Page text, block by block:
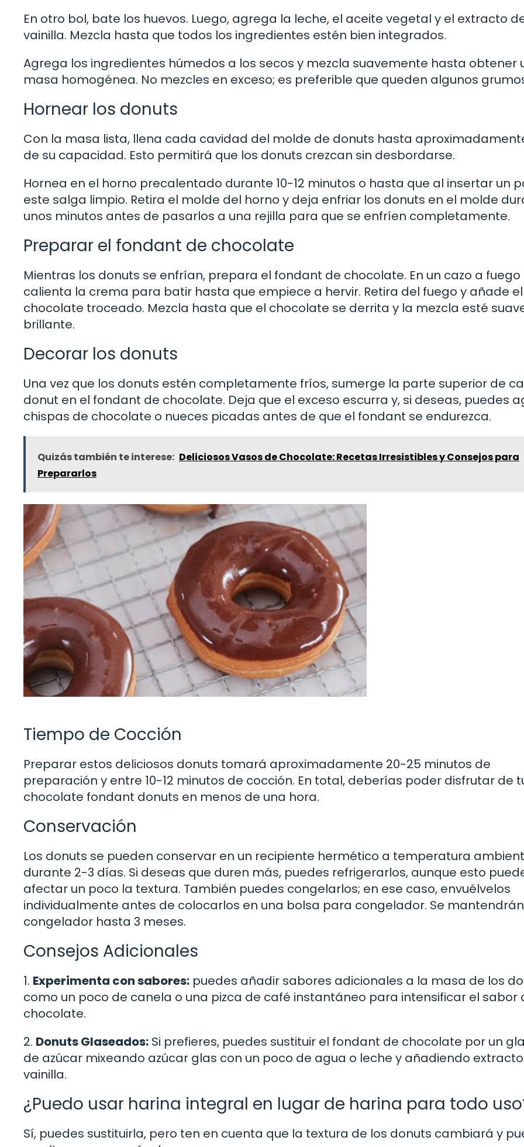
En otro bol, bate los huevos. Luego, agrega la leche, el aceite vegetal y el extracto
vainilla. Mezcla hasta que todos los ingredientes estén bien integrados.
Agrega los ingredientes húmedos a los secos y mezcla suavemente hasta obtener
masa homogénea. No mezcles en exceso; es preferible que queden algunos
Hornear los donuts
Con la masa lista, llena cada cavidad del molde de donuts hasta
de su capacidad. Esto permitirá que los donuts crezcan sin desbordarse.
Hornea en el horno precalentado durante 10-12 minutos o hasta que al insertar un
este salga limpio. Retira el molde del horno y deja enfriar los donuts en el molde
unos minutos antes de pasarlos a una rejilla para que se enfríen completamente.
Preparar el fondant de chocolate
Mientras los donuts se enfrían, prepara el fondant de chocolate. En un cazo a fuego
calienta la crema para batir hasta que empiece a hervir. Retira del fuego y añade el
chocolate troceado. Mezcla hasta que el chocolate se derrita y la mezcla esté
brillante.
Decorar los donuts
Una vez que los donuts estén completamente fríos, sumerge la parte superior de
donut en el fondant de chocolate. Deja que el exceso escurra y, si deseas, puedes
chispas de chocolate o nueces picadas antes de que el fondant se endurezca.
Quizás también te interese: Deliciosos Vasos de Chocolate: Recetas Irresistibles y Consejos para
Prepararlos
Tiempo de Cocción
Preparar estos deliciosos donuts tomará aproximadamente 20-25 minutos de
preparación y entre 10-12 minutos de cocción. En total, deberías poder disfrutar de
chocolate fondant donuts en menos de una hora.
Conservación
Los donuts se pueden conservar en un recipiente hermético a temperatura
durante 2-3 días. Si deseas que duren más, puedes refrigerarlos, aunque esto
afectar un poco la textura. También puedes congelarlos; en ese caso, envuélvelos
individualmente antes de colocarlos en una bolsa para congelador. Se
congelador hasta 3 meses.
Consejos Adicionales
1. Experimenta con sabores: puedes añadir sabores adicionales a la masa de los
como un poco de canela o una pizca de café instantáneo para intensificar el sabor
chocolate.
2. Donuts Glaseados: Si prefieres, puedes sustituir el fondant de chocolate por un
de azúcar mixeando azúcar glas con un poco de agua o leche y añadiendo
vainilla.
¿Puedo usar harina integral en lugar de harina para todo
Sí, puedes sustituirla, pero ten en cuenta que la textura de los donuts cambiará y